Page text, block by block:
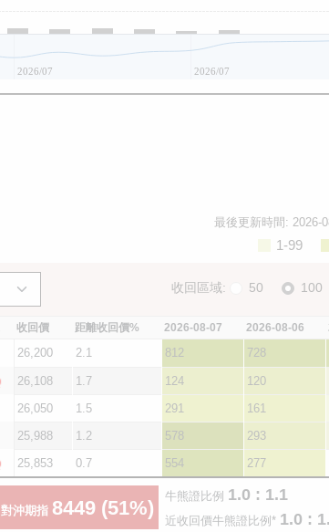
2026/07 2026/07
最後更新時間: 2026-
1-99
收回區域: 50 100
收回價 距離收回價% 2026-08-07 2026-08-06
26,200 2.1 812 728
26,108 1.7 124 120
26,050 1.5 291 161
25,988 1.2 578 293
25,853 0.7 554 277
對沖期指 8449 (51%)
牛熊證比例 1.0 : 1.1
近收回價牛熊證比例* 1.0 :